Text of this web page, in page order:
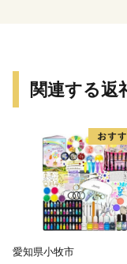
関連する返
愛知県小牧市